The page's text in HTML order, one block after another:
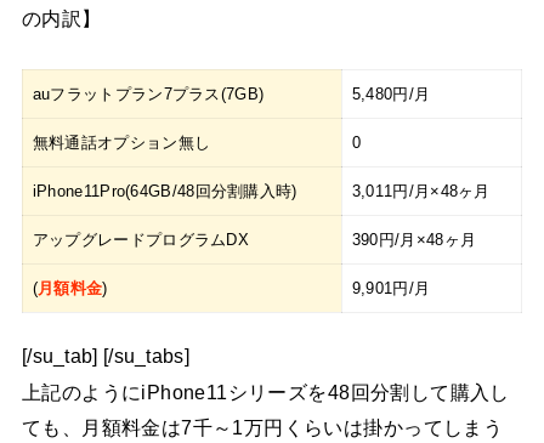
の内訳】
auフラットプラン7プラス(7GB) 5,480円/月
無料通話オプション無し 0
iPhone11Pro(64GB/48回分割購入時) 3,011円/月×48ヶ月
アップグレードプログラムDX 390円/月×48ヶ月
(月額料金) 9,901円/月
[/su_tab] [/su_tabs]
上記のようにiPhone11シリーズを48回分割して購入し
ても、月額料金は7千～1万円くらいは掛かってしまう